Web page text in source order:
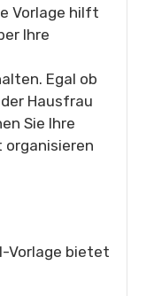
Vorlage hilft
Ihre
Egal ob
Hausfrau
Sie Ihre
Vorlage bietet